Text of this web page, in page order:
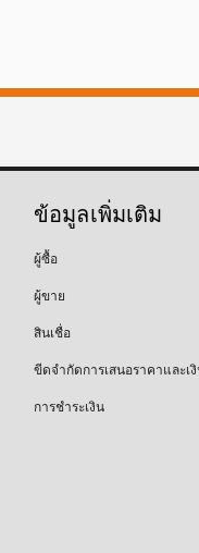
ข้อมูลเพิ่มเติม
ผู้ซื้อ
ผู้ขาย
สินเชื่อ
ขีดจำกัดการเสนอราคาและเ
การชำระเงิน